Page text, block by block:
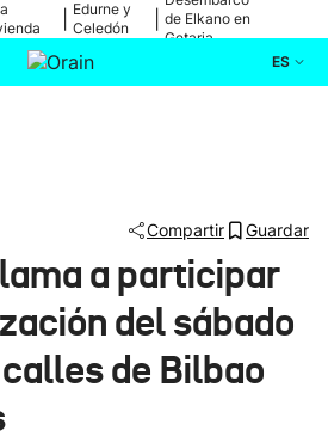
Bilbao
Edurne y
Celedón
de Elkano en
Getaria
ES
Ikusmiran
Eguraldia
Compartir Guardar
a participar
del sábado
de Bilbao